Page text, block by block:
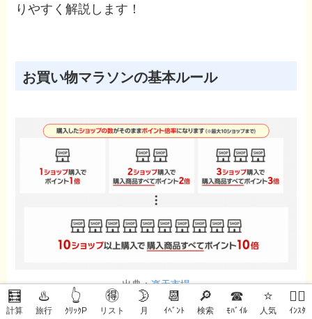
🧮
計算
♨️
旅行
👆
ｸﾘｯｸP
🉐
リスト
🌛
月
📆
ｲﾍﾞﾝﾄ
🔎
検索
☎
ﾓﾊﾞｲﾙ
⭐
人気
🙋‍♀️
ｲﾝｽﾀ
りやすく解説します！
お買い物マラソンの基本ルール
出典：楽天市場